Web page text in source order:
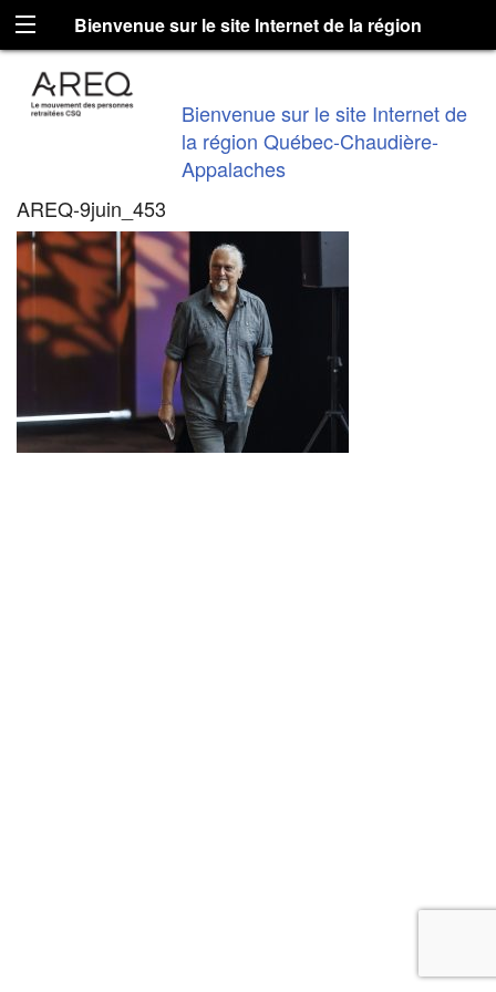
Bienvenue sur le site Internet de la région
Québec-Chaudière-Appalaches
Bienvenue sur le site Internet de
la région Québec-Chaudière-
Appalaches
AREQ-9juin_453